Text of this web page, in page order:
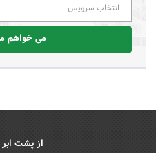
انتخاب سرویس
می خواهم
از پشت ابر